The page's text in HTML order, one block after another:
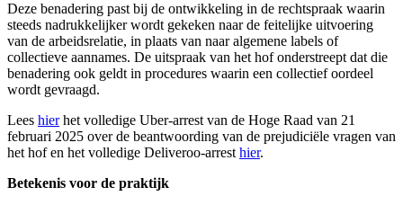
Deze benadering past bij de ontwikkeling in de rechtspraak waarin
steeds nadrukkelijker wordt gekeken naar de feitelijke uitvoering
van de arbeidsrelatie, in plaats van naar algemene labels of
collectieve aannames. De uitspraak van het hof onderstreept dat die
benadering ook geldt in procedures waarin een collectief oordeel
wordt gevraagd.
Lees hierhet volledige Uber-arrest van de Hoge Raad van 21
februari 2025 over de beantwoording van de prejudiciële vragen van
het hof en het volledige Deliveroo-arrest hier.
Betekenis voor de praktijk